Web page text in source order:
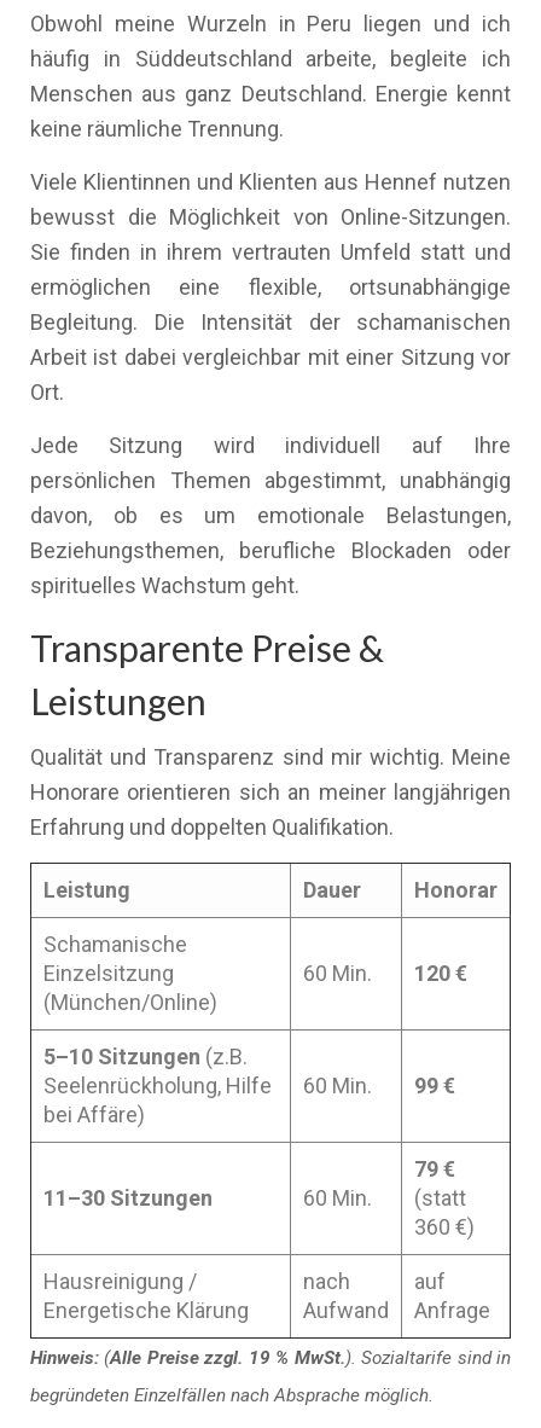
Obwohl meine Wurzeln in Peru liegen und ich
häufig in Süddeutschland arbeite, begleite ich
Menschen aus ganz Deutschland. Energie kennt
keine räumliche Trennung.
Viele Klientinnen und Klienten aus Hennef nutzen
bewusst die Möglichkeit von Online-Sitzungen.
Sie finden in ihrem vertrauten Umfeld statt und
ermöglichen eine flexible, ortsunabhängige
Begleitung. Die Intensität der schamanischen
Arbeit ist dabei vergleichbar mit einer Sitzung vor
Ort.
Jede Sitzung wird individuell auf Ihre
persönlichen Themen abgestimmt, unabhängig
davon, ob es um emotionale Belastungen,
Beziehungsthemen, berufliche Blockaden oder
spirituelles Wachstum geht.
Transparente Preise &
Leistungen
Qualität und Transparenz sind mir wichtig. Meine
Honorare orientieren sich an meiner langjährigen
Erfahrung und doppelten Qualifikation.
Leistung Dauer Honorar
Schamanische
Einzelsitzung
(München/Online)
60 Min. 120 €
5–10 Sitzungen (z.B.
Seelenrückholung, Hilfe
bei Affäre)
60 Min. 99 €
11–30 Sitzungen 60 Min.
79 €
(statt
360 €)
Hausreinigung /
Energetische Klärung
nach
Aufwand
auf
Anfrage
Hinweis: (Alle Preise zzgl. 19 % MwSt.). Sozialtarife sind in
begründeten Einzelfällen nach Absprache möglich.